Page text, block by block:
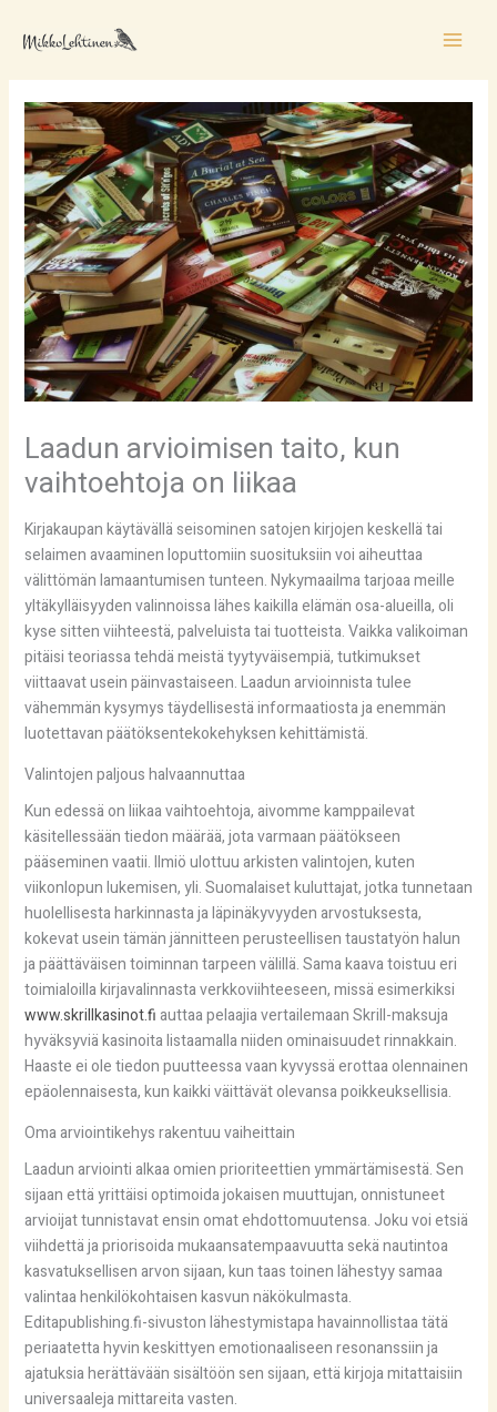
sisältöön
Laadun arvioimisen taito, kun
vaihtoehtoja on liikaa
Kirjakaupan käytävällä seisominen satojen kirjojen keskellä tai
selaimen avaaminen loputtomiin suosituksiin voi aiheuttaa
välittömän lamaantumisen tunteen. Nykymaailma tarjoaa meille
yltäkylläisyyden valinnoissa lähes kaikilla elämän osa-alueilla, oli
kyse sitten viihteestä, palveluista tai tuotteista. Vaikka valikoiman
pitäisi teoriassa tehdä meistä tyytyväisempiä, tutkimukset
viittaavat usein päinvastaiseen. Laadun arvioinnista tulee
vähemmän kysymys täydellisestä informaatiosta ja enemmän
luotettavan päätöksentekokehyksen kehittämistä.
Valintojen paljous halvaannuttaa
Kun edessä on liikaa vaihtoehtoja, aivomme kamppailevat
käsitellessään tiedon määrää, jota varmaan päätökseen
pääseminen vaatii. Ilmiö ulottuu arkisten valintojen, kuten
viikonlopun lukemisen, yli. Suomalaiset kuluttajat, jotka tunnetaan
huolellisesta harkinnasta ja läpinäkyvyyden arvostuksesta,
kokevat usein tämän jännitteen perusteellisen taustatyön halun
ja päättäväisen toiminnan tarpeen välillä. Sama kaava toistuu eri
toimialoilla kirjavalinnasta verkkoviihteeseen, missä esimerkiksi
www.skrillkasinot.fiauttaa pelaajia vertailemaan Skrill-maksuja
hyväksyviä kasinoita listaamalla niiden ominaisuudet rinnakkain.
Haaste ei ole tiedon puutteessa vaan kyvyssä erottaa olennainen
epäolennaisesta, kun kaikki väittävät olevansa poikkeuksellisia.
Oma arviointikehys rakentuu vaiheittain
Laadun arviointi alkaa omien prioriteettien ymmärtämisestä. Sen
sijaan että yrittäisi optimoida jokaisen muuttujan, onnistuneet
arvioijat tunnistavat ensin omat ehdottomuutensa. Joku voi etsiä
viihdettä ja priorisoida mukaansatempaavuutta sekä nautintoa
kasvatuksellisen arvon sijaan, kun taas toinen lähestyy samaa
valintaa henkilökohtaisen kasvun näkökulmasta.
Editapublishing.fi-sivuston lähestymistapa havainnollistaa tätä
periaatetta hyvin keskittyen emotionaaliseen resonanssiin ja
ajatuksia herättävään sisältöön sen sijaan, että kirjoja mitattaisiin
universaaleja mittareita vasten.